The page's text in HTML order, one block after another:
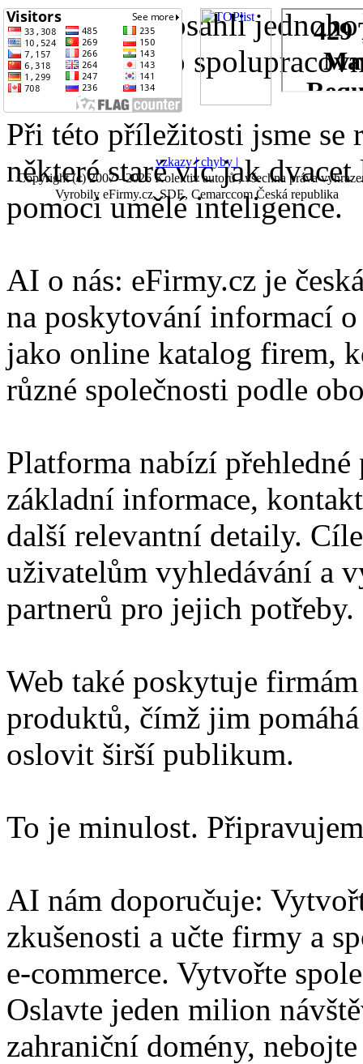
Právě jsme dosáhli
přijali nového
Při této příležitosti jsme se
některé staré víc jak
pomoci umělé inteligence.
AI o nás: eFirmy.cz je
na poskytování informací
jako online katalog firem,
různé společnosti podle
Platforma nabízí
základní informace,
další relevantní detaily.
uživatelům vyhledávání a
partnerů pro jejich potřeby.
Web také poskytuje
produktů, čímž jim
oslovit širší publikum.
To je minulost.
AI nám doporučuje:
zkušenosti a učte firmy a
e-commerce. Vytvořte
Oslavte jeden milion
zahraniční domény,
vzkazy |chyby |
Copyright (c) 2007 - 2026 Kolektiv autorů , všechna práva
Vyrobily eFirmy.cz, SDE, Cemarccom Česká republika